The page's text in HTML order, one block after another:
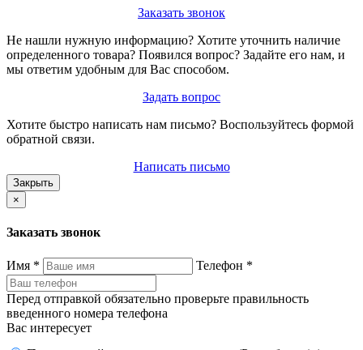
Заказать звонок
Не нашли нужную информацию? Хотите уточнить наличие
определенного товара? Появился вопрос? Задайте его нам, и
мы ответим удобным для Вас способом.
Задать вопрос
Хотите быстро написать нам письмо? Воспользуйтесь формой
обратной связи.
Написать письмо
Закрыть
×
Заказать звонок
Имя * Телефон *
Перед отправкой обязательно проверьте правильность
введенного номера телефона
Вас интересует